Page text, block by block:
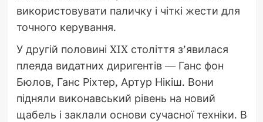
використовувати паличку і чіткі жести для
точного керування.
У другій половині XIX століття з’явилася
плеяда видатних диригентів — Ганс фон
Бюлов, Ганс Ріхтер, Артур Нікіш. Вони
підняли виконавський рівень на новий
щабель і заклали основи сучасної техніки. В